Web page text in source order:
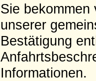
Sie
unserer
Bestätigung
Informationen.